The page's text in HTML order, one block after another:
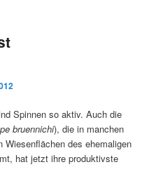
Spinnen so aktiv. Auch die
bruennichi), die in manchen
Wiesenflächen des ehemaligen
hat jetzt ihre produktivste